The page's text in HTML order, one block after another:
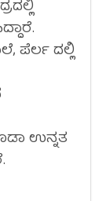
ಪೆರ್ಲ ದಲ್ಲಿ
ಉನ್ನತ